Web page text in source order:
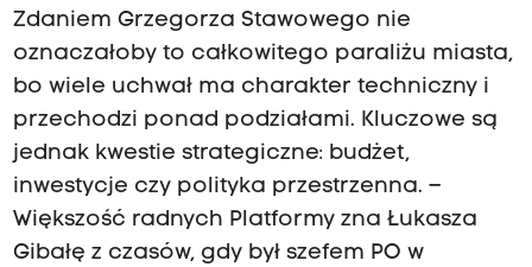
Zdaniem Grzegorza Stawowego nie
oznaczałoby to całkowitego paraliżu miasta,
bo wiele uchwał ma charakter techniczny i
przechodzi ponad podziałami. Kluczowe są
jednak kwestie strategiczne: budżet,
inwestycje czy polityka przestrzenna. –
Większość radnych Platformy zna Łukasza
Gibałę z czasów, gdy był szefem PO w